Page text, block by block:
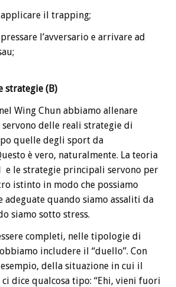
il trapping;
l’avversario e arrivare ad
strategie (B)
Wing Chun abbiamo allenare
servono delle reali strategie di
quelle degli sport da
è vero, naturalmente. La teoria
e le strategie principali servono per
istinto in modo che possiamo
adeguate quando siamo assaliti da
siamo sotto stress.
completi, nelle tipologie di
includere il “duello”. Con
della situazione in cui il
dice qualcosa tipo: “Ehi, vieni fuori